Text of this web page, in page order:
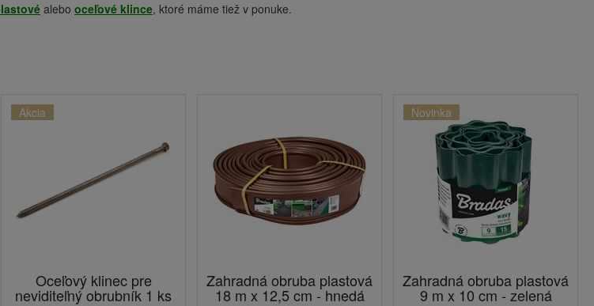
alebo oceľové klince, ktoré máme tiež v ponuke.
Akcia
Oceľový klinec pre
neviditeľný obrubník 1 ks
Zahradná obruba plastová
18 m x 12,5 cm - hnedá
Novinka
Zahradná obruba plastová
9 m x 10 cm - zelená